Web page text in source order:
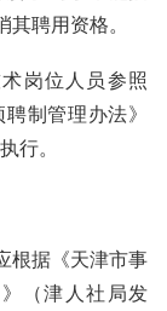
聘用资格。
岗位人员参照
制管理办法》
行。
根据《天津市事
（津人社局发